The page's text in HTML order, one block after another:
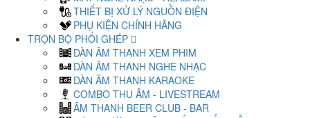
THIẾT BỊ XỬ LÝ NGUỒN ĐIỆN
PHỤ KIỆN CHÍNH HÃNG
TRỌN BỘ PHỐI GHÉP
DÀN ÂM THANH XEM PHIM
DÀN ÂM THANH NGHE NHẠC
DÀN ÂM THANH KARAOKE
COMBO THU ÂM - LIVESTREAM
ÂM THANH BEER CLUB - BAR